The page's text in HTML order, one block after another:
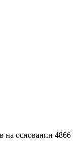
на основании 4866